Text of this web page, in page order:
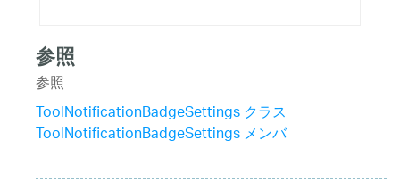
参照
参照
ToolNotificationBadgeSettings クラス
ToolNotificationBadgeSettings メンバ